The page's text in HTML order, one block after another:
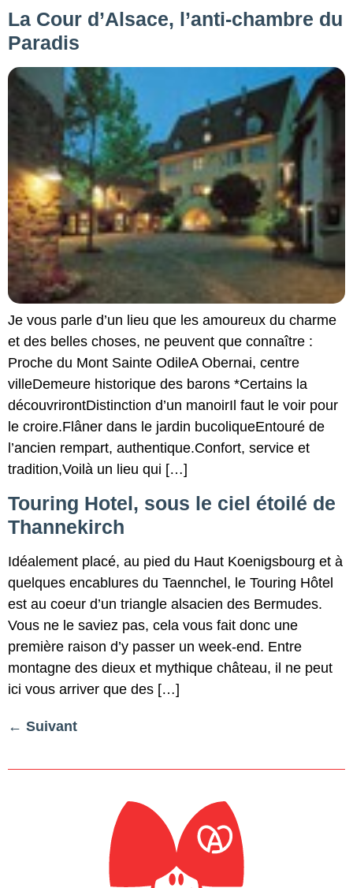
La Cour d’Alsace, l’anti-chambre du
Paradis
Je vous parle d’un lieu que les amoureux du charme
et des belles choses, ne peuvent que connaître :
Proche du Mont Sainte OdileA Obernai, centre
villeDemeure historique des barons *Certains la
découvrirontDistinction d’un manoirIl faut le voir pour
le croire.Flâner dans le jardin bucoliqueEntouré de
l’ancien rempart, authentique.Confort, service et
tradition,Voilà un lieu qui […]
Touring Hotel, sous le ciel étoilé de
Thannekirch
Idéalement placé, au pied du Haut Koenigsbourg et à
quelques encablures du Taennchel, le Touring Hôtel
est au coeur d’un triangle alsacien des Bermudes.
Vous ne le saviez pas, cela vous fait donc une
première raison d’y passer un week-end. Entre
montagne des dieux et mythique château, il ne peut
ici vous arriver que des […]
← Suivant